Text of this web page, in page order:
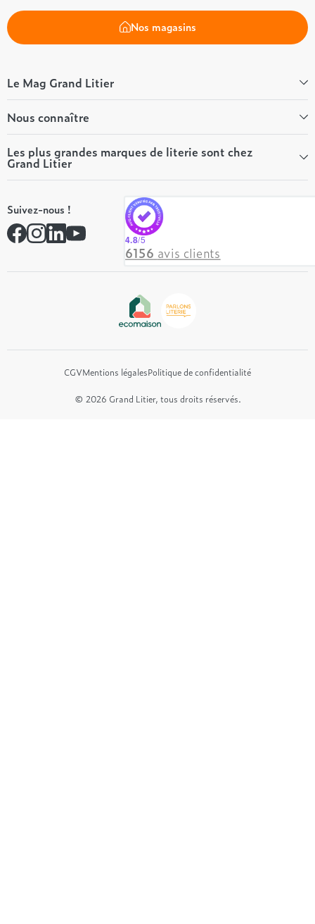
Nos magasins
Le Mag Grand Litier
Bien-être
Conseils literie
Tous les articles du Mag
Tous nos guides
Nous connaître
Qui sommes-nous ?
Nos valeurs
Nos engagements
Rejoindre notre réseau
Contactez-nous
Les plus grandes marques de literie sont chez
Grand Litier
André Renault
Simmons
Hôtel & Lodge
Suivez-nous !
4.8/5
6156 avis clients
CGVMentions légalesPolitique de confidentialité
© 2026 Grand Litier, tous droits réservés.